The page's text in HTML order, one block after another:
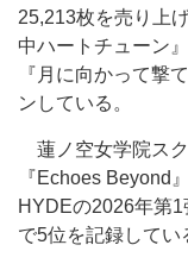
25,213枚を売り上
中ハートチューン
『月に向かって撃
ンしている。
蓮ノ空女学院ス
『Echoes Beyond
HYDEの2026年第
で5位を記録してい